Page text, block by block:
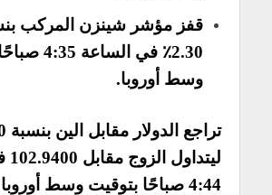
قفز مؤشر شينزن المركب
2.30٪ في
وسط أوروبا.
4:44 صباحًا بتوقيت وسط أوروبا.